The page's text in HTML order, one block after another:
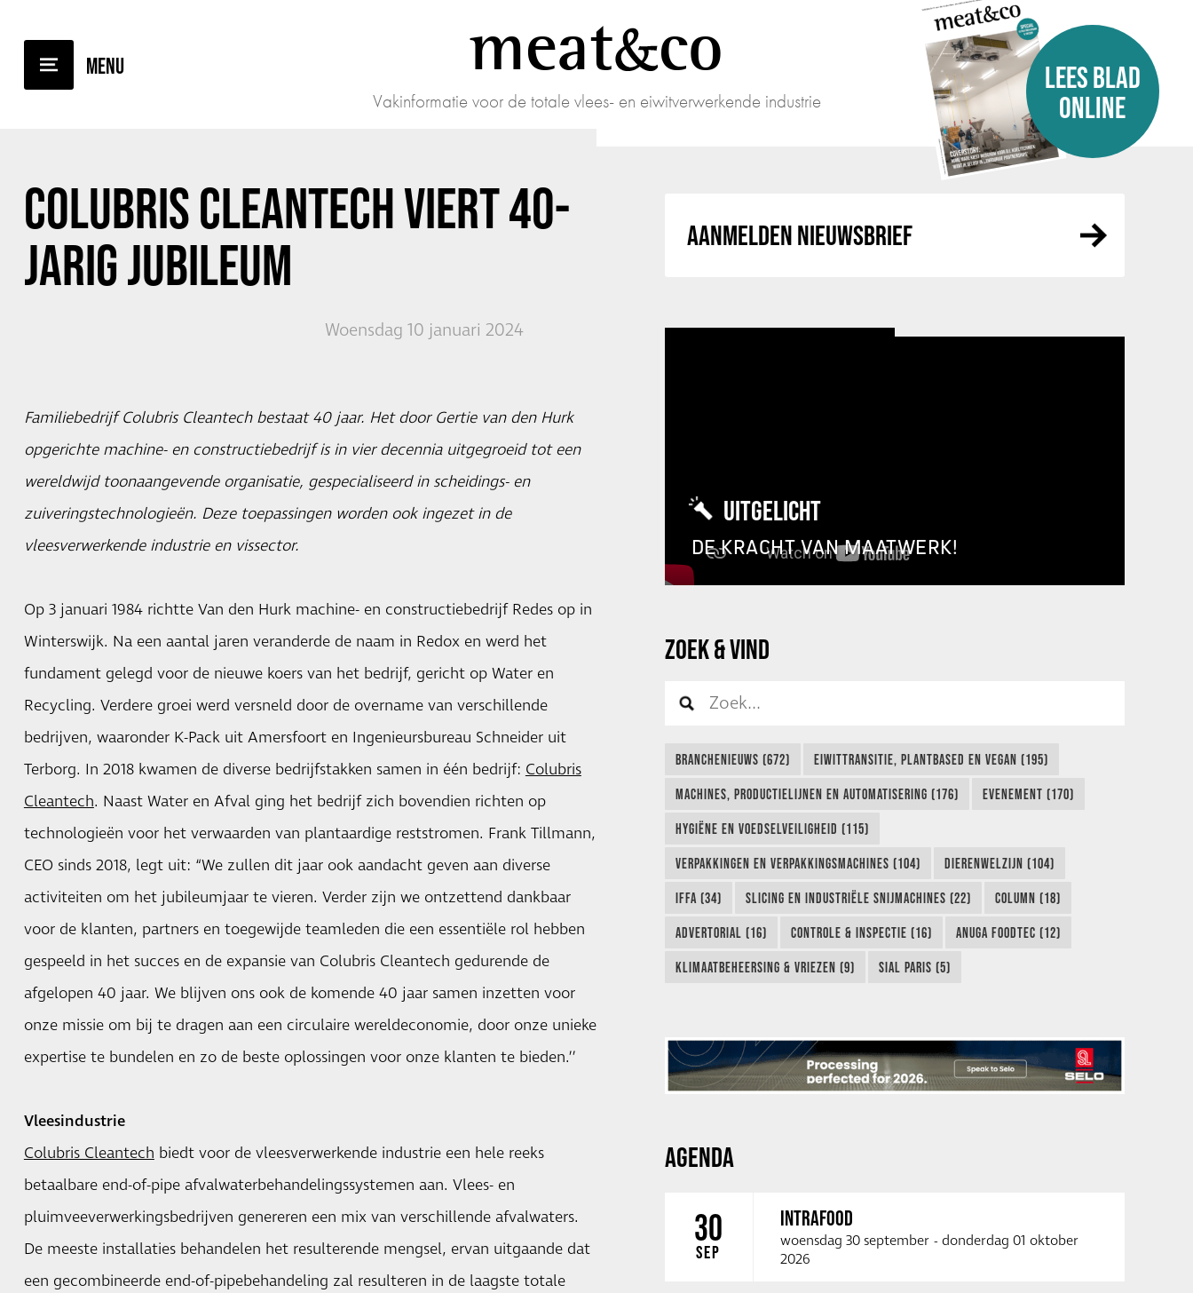
meatco
Vakinformatie voor de totale vlees- en eiwitverwerkende industrie
LEES BLAD
ONLINE
COLUBRIS CLEANTECH VIERT 40-
JARIG JUBILEUM
Woensdag 10 januari 2024
Familiebedrijf Colubris Cleantech bestaat 40 jaar. Het door Gertie van den Hurk
opgerichte machine- en constructiebedrijf is in vier decennia uitgegroeid tot een
wereldwijd toonaangevende organisatie, gespecialiseerd in scheidings- en
zuiveringstechnologieën. Deze toepassingen worden ook ingezet in de
vleesverwerkende industrie en vissector.
Op 3 januari 1984 richtte Van den Hurk machine- en constructiebedrijf Redes op in
Winterswijk. Na een aantal jaren veranderde de naam in Redox en werd het
fundament gelegd voor de nieuwe koers van het bedrijf, gericht op Water en
Recycling. Verdere groei werd versneld door de overname van verschillende
bedrijven, waaronder K-Pack uit Amersfoort en Ingenieursbureau Schneider uit
Terborg. In 2018 kwamen de diverse bedrijfstakken samen in één bedrijf: Colubris
Cleantech. Naast Water en Afval ging het bedrijf zich bovendien richten op
technologieën voor het verwaarden van plantaardige reststromen. Frank Tillmann,
CEO sinds 2018, legt uit: “We zullen dit jaar ook aandacht geven aan diverse
activiteiten om het jubileumjaar te vieren. Verder zijn we ontzettend dankbaar
voor de klanten, partners en toegewijde teamleden die een essentiële rol hebben
gespeeld in het succes en de expansie van Colubris Cleantech gedurende de
afgelopen 40 jaar. We blijven ons ook de komende 40 jaar samen inzetten voor
onze missie om bij te dragen aan een circulaire wereldeconomie, door onze unieke
expertise te bundelen en zo de beste oplossingen voor onze klanten te bieden.’’
Vleesindustrie
Colubris Cleantech biedt voor de vleesverwerkende industrie een hele reeks
betaalbare end-of-pipe afvalwaterbehandelingssystemen aan. Vlees- en
pluimveeverwerkingsbedrijven genereren een mix van verschillende afvalwaters.
De meeste installaties behandelen het resulterende mengsel, ervan uitgaande dat
een gecombineerde end-of-pipebehandeling zal resulteren in de laagste totale
AANMELDEN NIEUWSBRIEF
UITGELICHT
DE KRACHT VAN MAATWERK!
ZOEK & VIND
BRANCHENIEUWS (672) EIWITTRANSITIE, PLANTBASED EN VEGAN (195)
MACHINES, PRODUCTIELIJNEN EN AUTOMATISERING (176) EVENEMENT (170)
HYGIËNE EN VOEDSELVEILIGHEID (115)
VERPAKKINGEN EN VERPAKKINGSMACHINES (104) DIERENWELZIJN (104)
IFFA (34) SLICING EN INDUSTRIËLE SNIJMACHINES (22) COLUMN (18)
ADVERTORIAL (16) CONTROLE & INSPECTIE (16) ANUGA FOODTEC (12)
KLIMAATBEHEERSING & VRIEZEN (9) SIAL PARIS (5)
AGENDA
30
SEP
INTRAFOOD
woensdag 30 september - donderdag 01 oktober
2026